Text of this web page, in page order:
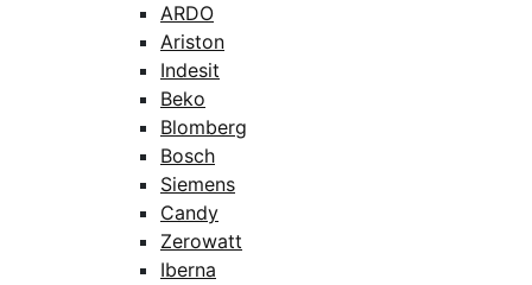
ARDO
Ariston
Indesit
Beko
Blomberg
Bosch
Siemens
Candy
Zerowatt
Iberna